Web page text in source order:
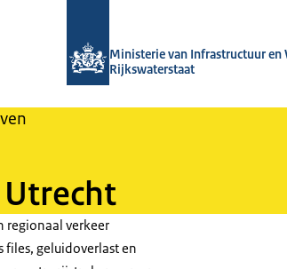
Ministerie van Infrastructuur en
Rijkswaterstaat
regionaal verkeer
geluidoverlast en